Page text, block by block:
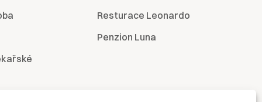
Resturace Leonardo
Penzion Luna